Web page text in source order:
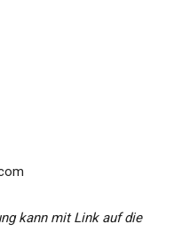
kann mit Link auf die